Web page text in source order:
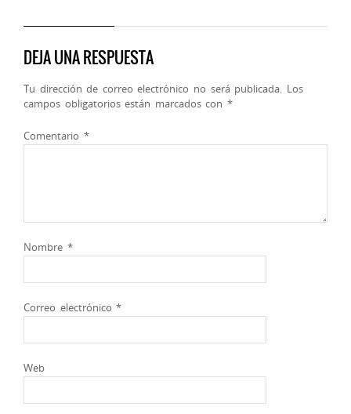
DEJA UNA RESPUESTA
Tu dirección de correo electrónico no será publicada. Los
campos obligatorios están marcados con *
Comentario *
Nombre *
Correo electrónico*
Web